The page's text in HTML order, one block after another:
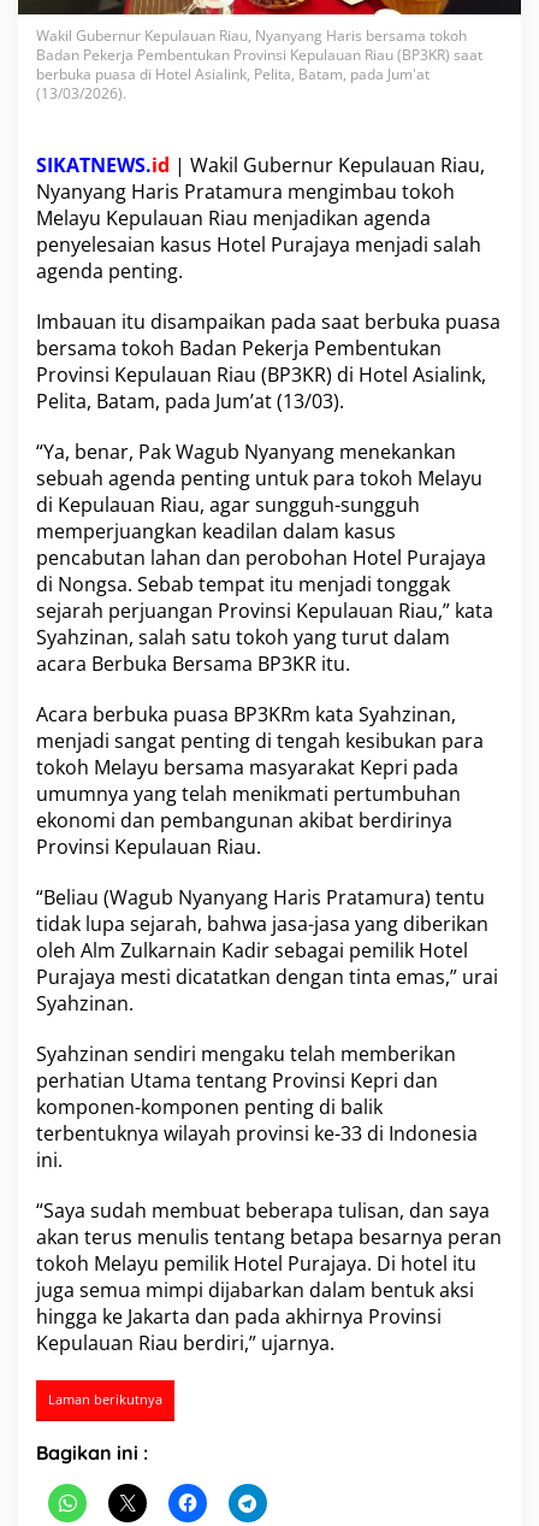
r
u
s
J
g
e
n
d
a
e
n
t
i
n
T
o
k
o
h
M
e
a
y
u
Wakil Gubernur Kepulauan Riau, Nyanyang Haris bersama tokoh
Badan Pekerja Pembentukan Provinsi Kepulauan Riau (BP3KR) saat
berbuka puasa di Hotel Asialink, Pelita, Batam, pada Jum'at
(13/03/2026).
SIKATNEWS.id | Wakil Gubernur Kepulauan Riau,
Nyanyang Haris Pratamura mengimbau tokoh
Melayu Kepulauan Riau menjadikan agenda
penyelesaian kasus Hotel Purajaya menjadi salah
agenda penting.
Imbauan itu disampaikan pada saat berbuka puasa
bersama tokoh Badan Pekerja Pembentukan
Provinsi Kepulauan Riau (BP3KR) di Hotel Asialink,
Pelita, Batam, pada Jum’at (13/03).
“Ya, benar, Pak Wagub Nyanyang menekankan
sebuah agenda penting untuk para tokoh Melayu
di Kepulauan Riau, agar sungguh-sungguh
memperjuangkan keadilan dalam kasus
pencabutan lahan dan perobohan Hotel Purajaya
di Nongsa. Sebab tempat itu menjadi tonggak
sejarah perjuangan Provinsi Kepulauan Riau,” kata
Syahzinan, salah satu tokoh yang turut dalam
acara Berbuka Bersama BP3KR itu.
Acara berbuka puasa BP3KRm kata Syahzinan,
menjadi sangat penting di tengah kesibukan para
tokoh Melayu bersama masyarakat Kepri pada
umumnya yang telah menikmati pertumbuhan
ekonomi dan pembangunan akibat berdirinya
Provinsi Kepulauan Riau.
“Beliau (Wagub Nyanyang Haris Pratamura) tentu
tidak lupa sejarah, bahwa jasa-jasa yang diberikan
oleh Alm Zulkarnain Kadir sebagai pemilik Hotel
Purajaya mesti dicatatkan dengan tinta emas,” urai
Syahzinan.
Syahzinan sendiri mengaku telah memberikan
perhatian Utama tentang Provinsi Kepri dan
komponen-komponen penting di balik
terbentuknya wilayah provinsi ke-33 di Indonesia
ini.
“Saya sudah membuat beberapa tulisan, dan saya
akan terus menulis tentang betapa besarnya peran
tokoh Melayu pemilik Hotel Purajaya. Di hotel itu
juga semua mimpi dijabarkan dalam bentuk aksi
hingga ke Jakarta dan pada akhirnya Provinsi
Kepulauan Riau berdiri,” ujarnya.
Laman berikutnya
Bagikan ini :